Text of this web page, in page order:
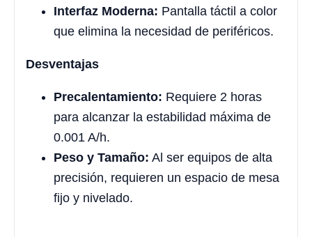
Interfaz Moderna: Pantalla táctil a color
que elimina la necesidad de periféricos.
Desventajas
Precalentamiento: Requiere 2 horas
para alcanzar la estabilidad máxima de
0.001 A/h.
Peso y Tamaño: Al ser equipos de alta
precisión, requieren un espacio de mesa
fijo y nivelado.